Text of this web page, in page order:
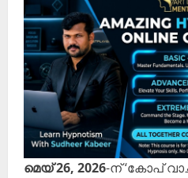
മെയ് 26, 2026-ന് ‘കോപ്